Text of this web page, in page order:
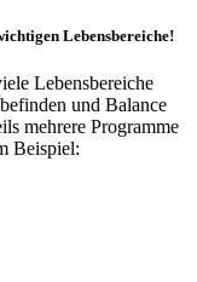
Lebensbereiche!
Lebensbereiche
und Balance
mehrere Programme
Beispiel: